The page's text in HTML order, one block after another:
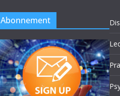
Abonnement